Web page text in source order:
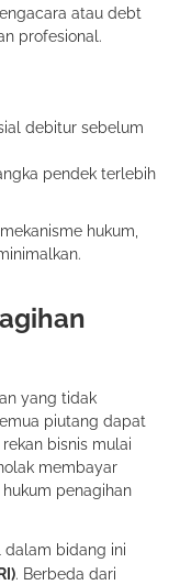
atau debt
profesional.
debitur sebelum
pendek terlebih
hukum,
yang tidak
piutang dapat
bisnis mulai
membayar
penagihan
dalam bidang ini
. Berbeda dari